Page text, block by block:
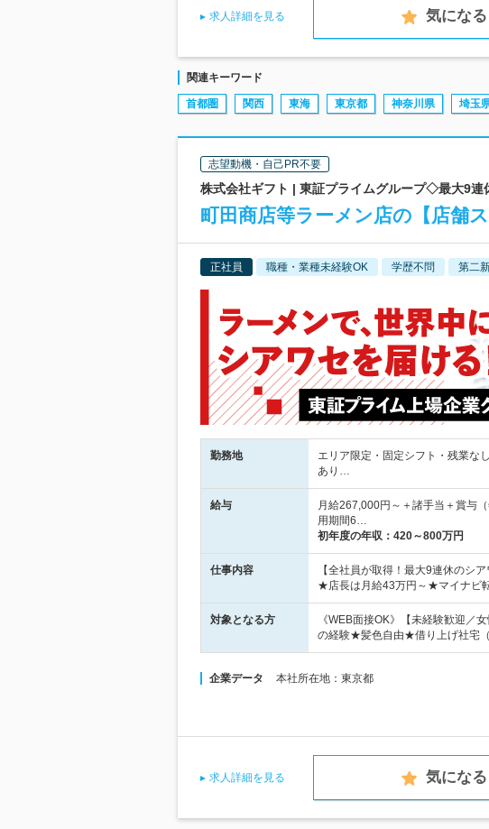
求人詳細を見る 気になる
関連キーワード
首都圏 関西 東海 東京都 神奈川県 埼玉
志望動機・自己PR不要
株式会社ギフト | 東証プライムグループ◇最大9
町田商店等ラーメン店の【店舗
正社員 職種・業種未経験OK 学歴不問 第二
勤務地
エリア限定・固定シフト・残業
あり…
給与
月給267,000円～＋諸手当＋賞与
用期間6…
初年度の年収： 420～800万円
仕事内容
【全社員が取得！最大9連休のシ
★店長は月給43万円～★マイナビ
対象となる方
《WEB面接OK》【未経験歓迎
の経験★髪色自由★借り上げ社宅
企業データ 本社所在地：東京都
求人詳細を見る 気になる